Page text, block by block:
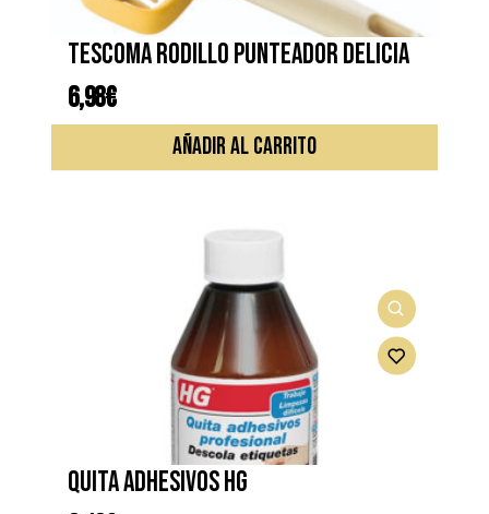
TESCOMA RODILLO PUNTEADOR DELICIA
6,98€
AÑADIR AL CARRITO
Quita adhesivos HG